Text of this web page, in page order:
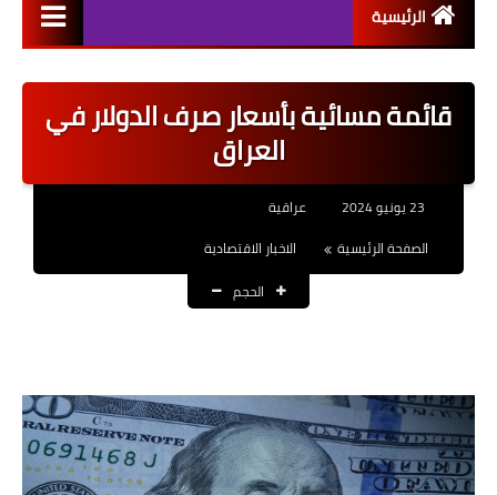
الرئيسية
اخبار القطاع العام
اخبار القطاع الخاص
العقود والاجور اليومية
القروض والسلف
المنح المالية
قائمة مسائية بأسعار صرف الدولار في
العراق
عراقية
الصفحة الرئيسية
الاخبار الاقتصادية
الحجم